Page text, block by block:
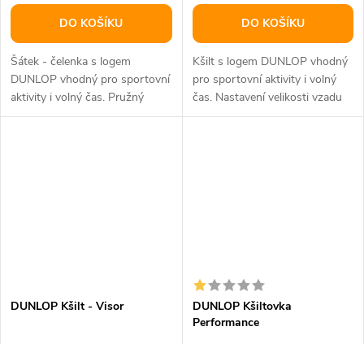
DO KOŠÍKU
Šátek - čelenka s logem
DUNLOP vhodný pro sportovní
aktivity i volný čas. Pružný
materiál.
DO KOŠÍKU
Kšilt s logem DUNLOP vhodný
pro sportovní aktivity i volný
čas. Nastavení velikosti vzadu
na suchý zip, uvnitř lem...
DUNLOP Kšilt - Visor
DUNLOP Kšiltovka
Performance